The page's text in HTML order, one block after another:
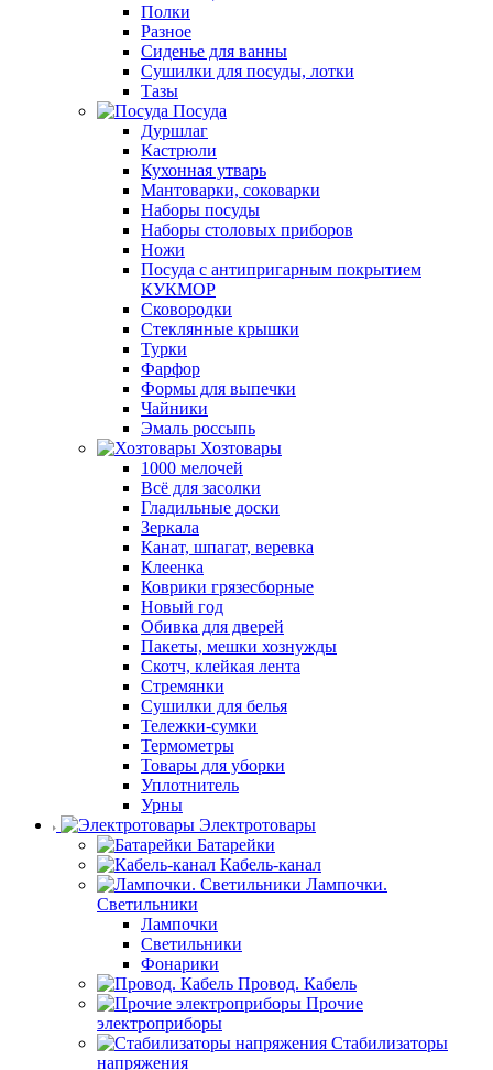
Полки
Разное
Сиденье для ванны
Сушилки для посуды, лотки
Тазы
Посуда
Дуршлаг
Кастрюли
Кухонная утварь
Мантоварки, соковарки
Наборы посуды
Наборы столовых приборов
Ножи
Посуда с антипригарным покрытием
КУКМОР
Сковородки
Стеклянные крышки
Турки
Фарфор
Формы для выпечки
Чайники
Эмаль россыпь
Хозтовары
1000 мелочей
Всё для засолки
Гладильные доски
Зеркала
Канат, шпагат, веревка
Клеенка
Коврики грязесборные
Новый год
Обивка для дверей
Пакеты, мешки хознужды
Скотч, клейкая лента
Стремянки
Сушилки для белья
Тележки-сумки
Термометры
Товары для уборки
Уплотнитель
Урны
Электротовары
Батарейки
Кабель-канал
Лампочки.
Светильники
Лампочки
Светильники
Фонарики
Провод. Кабель
Прочие
электроприборы
Стабилизаторы
напряжения